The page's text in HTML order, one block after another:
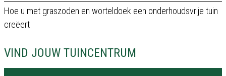
Hoe u met graszoden en worteldoek een onderhoudsvrije tuin
creëert
VIND JOUW TUINCENTRUM